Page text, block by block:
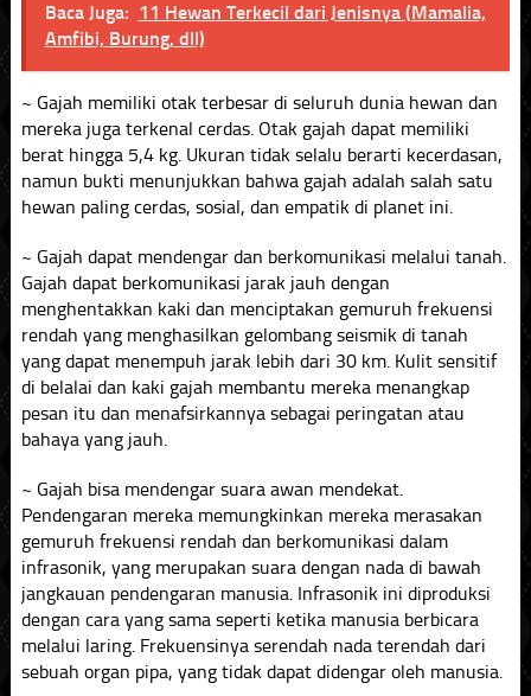
Baca Juga: 11 Hewan Terkecil dari Jenisnya (Mamalia,
Amfibi, Burung, dll)
~ Gajah memiliki otak terbesar di seluruh dunia hewan dan
mereka juga terkenal cerdas. Otak gajah dapat memiliki
berat hingga 5,4 kg. Ukuran tidak selalu berarti kecerdasan,
namun bukti menunjukkan bahwa gajah adalah salah satu
hewan paling cerdas, sosial, dan empatik di planet ini.
~ Gajah dapat mendengar dan berkomunikasi melalui tanah.
Gajah dapat berkomunikasi jarak jauh dengan
menghentakkan kaki dan menciptakan gemuruh frekuensi
rendah yang menghasilkan gelombang seismik di tanah
yang dapat menempuh jarak lebih dari 30 km. Kulit sensitif
di belalai dan kaki gajah membantu mereka menangkap
pesan itu dan menafsirkannya sebagai peringatan atau
bahaya yang jauh.
~ Gajah bisa mendengar suara awan mendekat.
Pendengaran mereka memungkinkan mereka merasakan
gemuruh frekuensi rendah dan berkomunikasi dalam
infrasonik, yang merupakan suara dengan nada di bawah
jangkauan pendengaran manusia. Infrasonik ini diproduksi
dengan cara yang sama seperti ketika manusia berbicara
melalui laring. Frekuensinya serendah nada terendah dari
sebuah organ pipa, yang tidak dapat didengar oleh manusia.